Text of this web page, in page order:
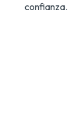
confianza.